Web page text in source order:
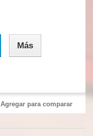
Más
Agregar para comparar